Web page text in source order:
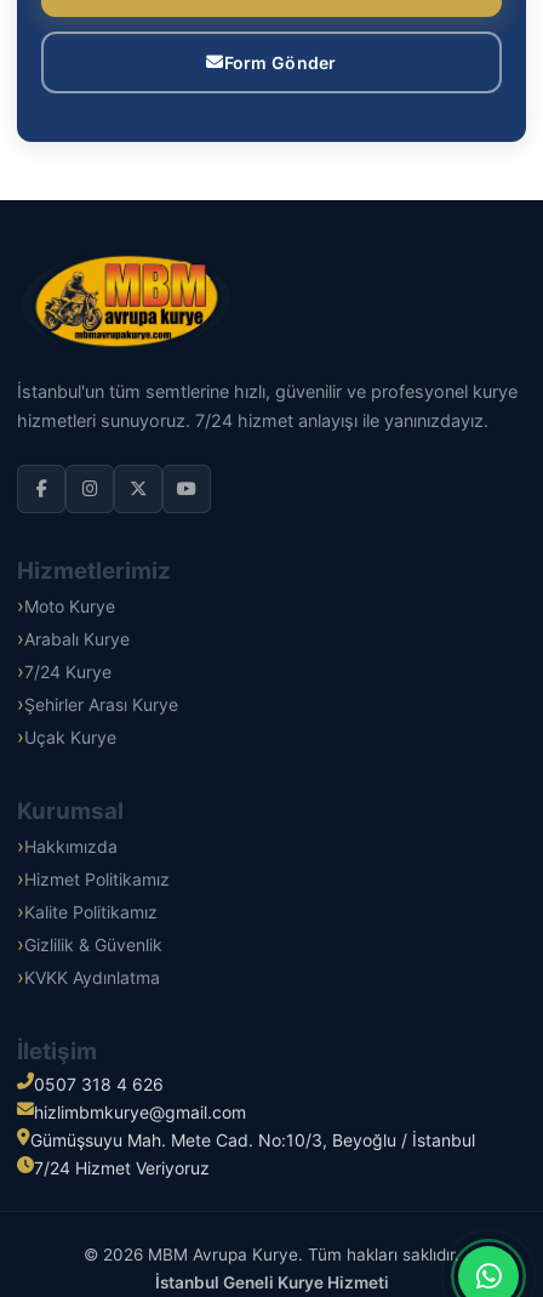
Form Gönder
İstanbul'un tüm semtlerine hızlı, güvenilir ve profesyonel kurye
hizmetleri sunuyoruz. 7/24 hizmet anlayışı ile yanınızdayız.
Hizmetlerimiz
Moto Kurye
Arabalı Kurye
7/24 Kurye
Şehirler Arası Kurye
Uçak Kurye
Kurumsal
Hakkımızda
Hizmet Politikamız
Kalite Politikamız
Gizlilik & Güvenlik
KVKK Aydınlatma
İletişim
0507 318 4 626
hizlimbmkurye@gmail.com
Gümüşsuyu Mah. Mete Cad. No:10/3, Beyoğlu / İstanbul
7/24 Hizmet Veriyoruz
© 2026 MBM Avrupa Kurye. Tüm hakları saklıdır.
İstanbul Geneli Kurye Hizmeti